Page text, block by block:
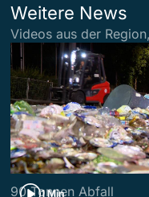
Weitere News
Videos aus der
1 Min
90 Tonnen Abfall